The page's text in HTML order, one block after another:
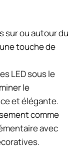
sur ou autour du
touche de
LED sous le
le
et élégante.
comme
avec